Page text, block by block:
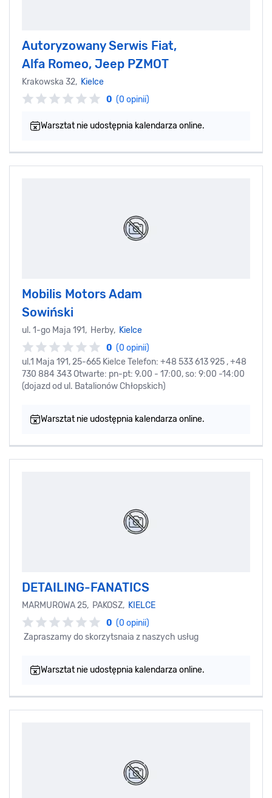
Autoryzowany Serwis Fiat,
Alfa Romeo, Jeep PZMOT
Krakowska 32, Kielce
0 (0 opinii)
Warsztat nie udostępnia kalendarza online.
Mobilis Motors Adam
Sowiński
ul. 1-go Maja 191, Herby, Kielce
0 (0 opinii)
ul.1 Maja 191, 25-665 Kielce Telefon: +48 533 613 925 , +48
730 884 343 Otwarte: pn-pt: 9.00 - 17:00, so: 9:00 -14:00
(dojazd od ul. Batalionów Chłopskich)
Warsztat nie udostępnia kalendarza online.
DETAILING-FANATICS
MARMUROWA 25, PAKOSZ, KIELCE
0 (0 opinii)
Zapraszamy do skorzytsnaia z naszych usług
Warsztat nie udostępnia kalendarza online.